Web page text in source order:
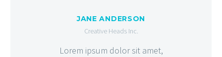
JANE ANDERSON
Creative Heads Inc.
Lorem ipsum dolor sit amet,